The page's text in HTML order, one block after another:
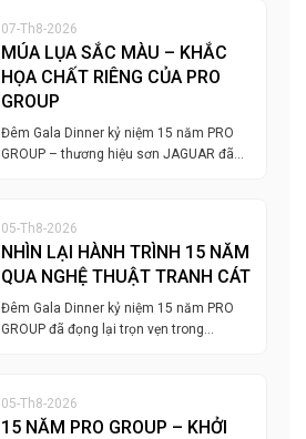
07-Th8-2026
MÚA LỤA SẮC MÀU – KHẮC
HỌA CHẤT RIÊNG CỦA PRO
GROUP
Đêm Gala Dinner kỷ niệm 15 năm PRO
GROUP – thương hiệu sơn JAGUAR đã…
05-Th8-2026
NHÌN LẠI HÀNH TRÌNH 15 NĂM
QUA NGHỆ THUẬT TRANH CÁT
Đêm Gala Dinner kỷ niệm 15 năm PRO
GROUP đã đọng lại trọn vẹn trong…
05-Th8-2026
15 NĂM PRO GROUP – KHỞI